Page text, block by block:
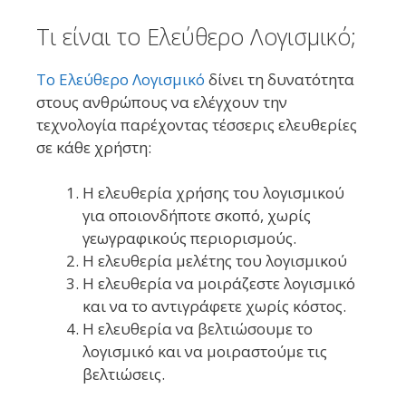
Τι είναι το Ελεύθερο Λογισμικό;
Το Ελεύθερο Λογισμικό δίνει τη δυνατότητα
στους ανθρώπους να ελέγχουν την
τεχνολογία παρέχοντας τέσσερις ελευθερίες
σε κάθε χρήστη:
Η ελευθερία χρήσης του λογισμικού
για οποιονδήποτε σκοπό, χωρίς
γεωγραφικούς περιορισμούς.
Η ελευθερία μελέτης του λογισμικού
Η ελευθερία να μοιράζεστε λογισμικό
και να το αντιγράφετε χωρίς κόστος.
Η ελευθερία να βελτιώσουμε το
λογισμικό και να μοιραστούμε τις
βελτιώσεις.